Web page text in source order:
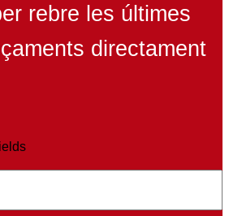
rebre les últimes
directament